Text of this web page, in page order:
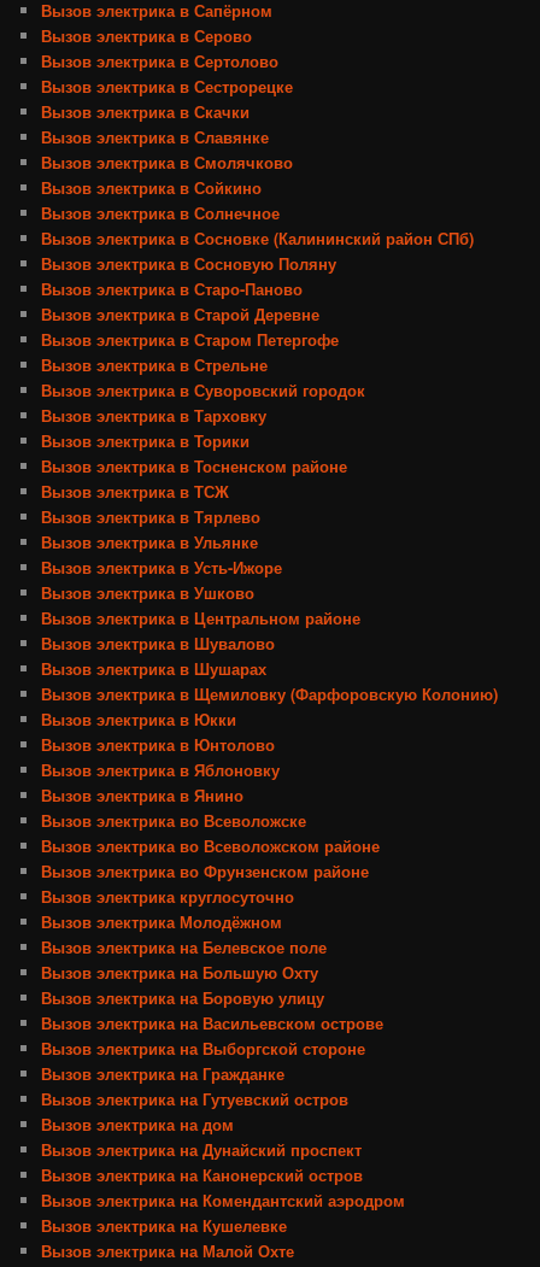
Вызов электрика в Сапёрном
Вызов электрика в Серово
Вызов электрика в Сертолово
Вызов электрика в Сестрорецке
Вызов электрика в Скачки
Вызов электрика в Славянке
Вызов электрика в Смолячково
Вызов электрика в Сойкино
Вызов электрика в Солнечное
Вызов электрика в Сосновке (Калининский район СПб)
Вызов электрика в Сосновую Поляну
Вызов электрика в Старо-Паново
Вызов электрика в Старой Деревне
Вызов электрика в Старом Петергофе
Вызов электрика в Стрельне
Вызов электрика в Суворовский городок
Вызов электрика в Тарховку
Вызов электрика в Торики
Вызов электрика в Тосненском районе
Вызов электрика в ТСЖ
Вызов электрика в Тярлево
Вызов электрика в Ульянке
Вызов электрика в Усть-Ижоре
Вызов электрика в Ушково
Вызов электрика в Центральном районе
Вызов электрика в Шувалово
Вызов электрика в Шушарах
Вызов электрика в Щемиловку (Фарфоровскую Колонию)
Вызов электрика в Юкки
Вызов электрика в Юнтолово
Вызов электрика в Яблоновку
Вызов электрика в Янино
Вызов электрика во Всеволожске
Вызов электрика во Всеволожском районе
Вызов электрика во Фрунзенском районе
Вызов электрика круглосуточно
Вызов электрика Молодёжном
Вызов электрика на Белевское поле
Вызов электрика на Большую Охту
Вызов электрика на Боровую улицу
Вызов электрика на Васильевском острове
Вызов электрика на Выборгской стороне
Вызов электрика на Гражданке
Вызов электрика на Гутуевский остров
Вызов электрика на дом
Вызов электрика на Дунайский проспект
Вызов электрика на Канонерский остров
Вызов электрика на Комендантский аэродром
Вызов электрика на Кушелевке
Вызов электрика на Малой Охте